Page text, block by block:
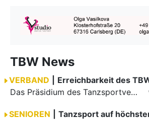
TBW News
VERBAND
Das Präsidium des Tanzsportverbandes Baden-Württemberg (TBW) ist in der Zeit vom 09.08.2026 bis einschließlich 16.08.2026 nicht erreichbar. Da alle Präsidiumsmitglieder vor Ort bei den German Open…
SENIOREN